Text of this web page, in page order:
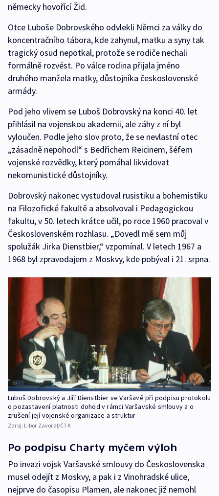
německy hovořící Žid.
Otce Luboše Dobrovského odvlekli Němci za války do
koncentračního tábora, kde zahynul, matku a syny tak
tragický osud nepotkal, protože se rodiče nechali
formálně rozvést. Po válce rodina přijala jméno
druhého manžela matky, důstojníka československé
armády.
Pod jeho vlivem se Luboš Dobrovský na konci 40. let
přihlásil na vojenskou akademii, ale záhy z ní byl
vyloučen. Podle jeho slov proto, že se nevlastní otec
„zásadně nepohodl“ s Bedřichem Reicinem, šéfem
vojenské rozvědky, který pomáhal likvidovat
nekomunistické důstojníky.
Dobrovský nakonec vystudoval rusistiku a bohemistiku
na Filozofické fakultě a absolvoval i Pedagogickou
fakultu, v 50. letech krátce učil, po roce 1960 pracoval v
Československém rozhlasu. „Dovedl mě sem můj
spolužák Jirka Dienstbier,“ vzpomínal. V letech 1967 a
1968 byl zpravodajem z Moskvy, kde pobýval i 21. srpna.
Luboš Dobrovský a Jiří Dienstbier ve Varšavě při podpisu protokolu
o pozastavení platnosti dohod v rámci Varšavské smlouvy a o
zrušení její vojenské organizace a struktur
Zdroj: Libor Zavoral/ČTK
Po podpisu Charty myčem výloh
Po invazi vojsk Varšavské smlouvy do Československa
musel odejít z Moskvy, a pak i z Vinohradské ulice,
nejprve do časopisu Plamen, ale nakonec již nemohl